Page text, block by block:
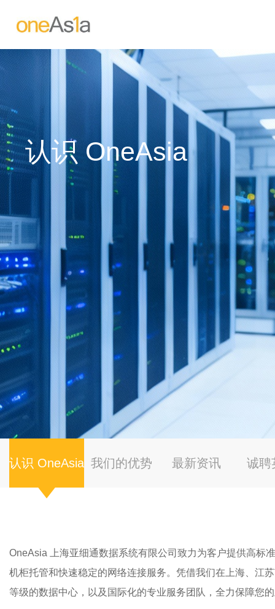
认识 OneAsia
认识 OneAsia 我们的优势 最新资讯 诚聘
OneAsia 上海亚细通数据系统有限公司致力为客户提供高标
机柜托管和快速稳定的网络连接服务。凭借我们在上海、江
等级的数据中心，以及国际化的专业服务团队，全力保障您